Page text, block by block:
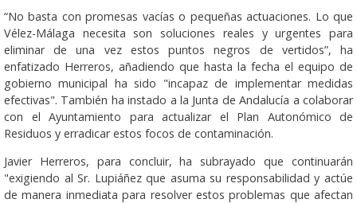
“No basta con promesas vacías o pequeñas actuaciones. Lo que
Vélez-Málaga necesita son soluciones reales y urgentes para
eliminar de una vez estos puntos negros de vertidos”, ha
enfatizado Herreros, añadiendo que hasta la fecha el equipo de
gobierno municipal ha sido "incapaz de implementar medidas
efectivas". También ha instado a la Junta de Andalucía a colaborar
con el Ayuntamiento para actualizar el Plan Autonómico de
Residuos y erradicar estos focos de contaminación.
Javier Herreros, para concluir, ha subrayado que continuarán
"exigiendo al Sr. Lupiáñez que asuma su responsabilidad y actúe
de manera inmediata para resolver estos problemas que afectan